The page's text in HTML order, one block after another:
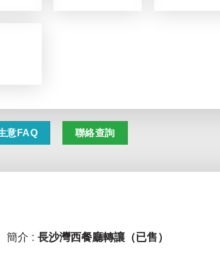
意FAQ 聯絡查詢
簡介 : 長沙灣西餐廳轉讓（已售）